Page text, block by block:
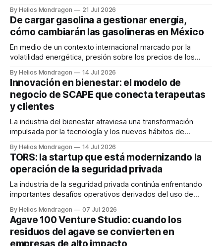
obtener un préstamo suelen implicar aplicaciones
complejas, papeleo y tiempos de espera que desmotivan a
los usuarios. Frente a este escenario surge Glu, una startup
fintech que
By Helios Mondragon 21 Jul 2026
De cargar gasolina a gestionar energía,
cómo cambiarán las gasolineras en México
En medio de un contexto internacional marcado por la
volatilidad energética, presión sobre los precios de los
sobre el futuro de las estaciones de servicio en México
comienza a cambiar. GlobalData estimaba que para 2026
habría 16.7 millones de vehículos eléctricos circulando en
By Helios Mondragon 14 Jul 2026
Innovación en bienestar: el modelo de
negocio de SCAPE que conecta terapeutas
y clientes
La industria del bienestar atraviesa una transformación
impulsada por la tecnología y los nuevos hábitos de
busca democratizar el acceso a servicios de spa y masaje
premium mediante una plataforma digital que conecta a
terapeutas certificados con clientes particulares, empresas
y
By Helios Mondragon 14 Jul 2026
TORS: la startup que está modernizando la
operación de la seguridad privada
La industria de la seguridad privada continúa enfrentando
importantes desafíos operativos derivados del uso de
comunicación para coordinar personal, turnos e incidencias.
Frente a este panorama surge TORS, una startup mexicana
especializada en soluciones SaaS que busca convertirse en
el sistema
By Helios Mondragon 07 Jul 2026
Agave 100 Venture Studio: cuando los
residuos del agave se convierten en